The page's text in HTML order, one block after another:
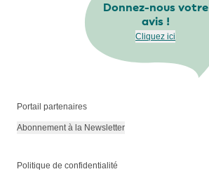
Donnez-nous votre
avis !
Cliquez ici
Portail partenaires
Abonnement à la Newsletter
Politique de confidentialité